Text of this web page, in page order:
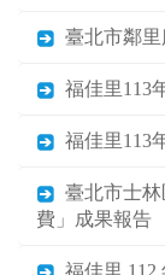
臺北市鄰
福佳里113
福佳里113
臺北市士
費」成果報告
福佳里 112